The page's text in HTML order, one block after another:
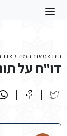
בית מאגר המידע
דו"ח על